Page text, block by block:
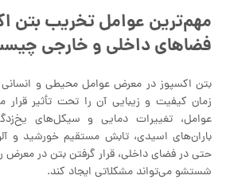
مهم‌ترین عوامل تخریب بتن
فضاهای داخلی و خارجی
بتن اکسپوز در معرض عوامل محیطی و
زمان کیفیت و زیبایی آن را تحت تأثیر قرار
عوامل، تغییرات دمایی و سیکل‌های
باران‌های اسیدی، تابش مستقیم خورشید و
حتی در فضای داخلی، قرار گرفتن بتن در معرض
شستشو می‌تواند مشکلاتی ایجاد کند.